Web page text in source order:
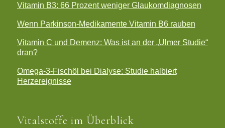
Vitamin B3: 66 Prozent weniger Glaukomdiagnosen
Wenn Parkinson-Medikamente Vitamin B6 rauben
Vitamin C und Demenz: Was ist an der „Ulmer Studie“
dran?
Omega-3-Fischöl bei Dialyse: Studie halbiert
Herzereignisse
Vitalstoffe im Überblick